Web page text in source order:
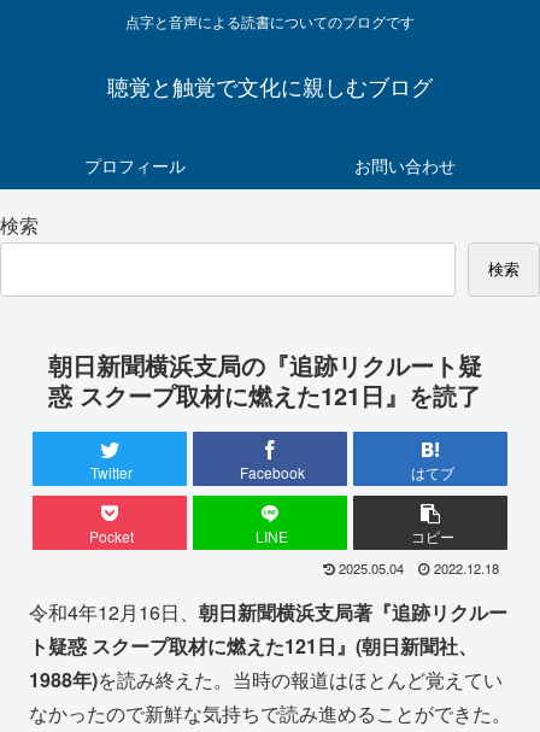
点字と音声による読書についてのブログです
聴覚と触覚で文化に親しむブログ
プロフィール お問い合わせ
検索
検索
朝日新聞横浜支局の『追跡リクルート疑
惑 スクープ取材に燃えた121日』を読了
Twitter Facebook はてブ
Pocket LINE コピー
2025.05.04 2022.12.18
令和4年12月16日、 朝日新聞横浜支局著『追跡リクルー
ト疑惑 スクープ取材に燃えた121日』(朝日新聞社、
1988年)を読み終えた。当時の報道はほとんど覚えてい
なかったので新鮮な気持ちで読み進めることができた。